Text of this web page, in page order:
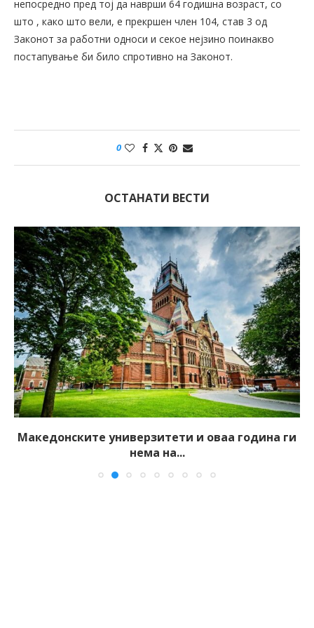
непосредно пред тој да наврши 64 годишна возраст, со
што , како што вели, е прекршен член 104, став 3 од
Законот за работни односи и секое нејзино поинакво
постапување би било спротивно на Законот.
0
ОСТАНАТИ ВЕСТИ
Македонските универзитети и оваа година ги
нема на...